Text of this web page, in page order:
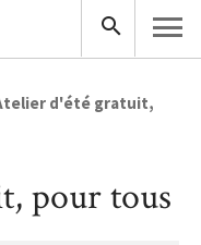
d'été gratuit,
pour tous